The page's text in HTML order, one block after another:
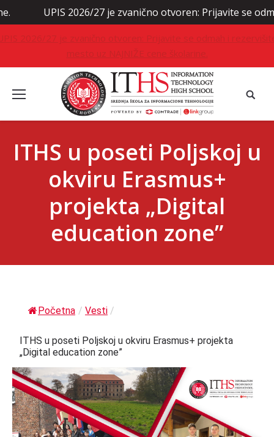
otvoren: Prijavite se odmah i rezervišite mesto uz
2026/27 je zvanično otvoren: Prijavite se odmah i
mesto uz NAJNIŽE cene školarine.
ITHS u poseti Poljskoj u
okviru Erasmus+
projekta „Digital
education zone”
Početna / Vesti /
ITHS u poseti Poljskoj u okviru Erasmus+ projekta
„Digital education zone”